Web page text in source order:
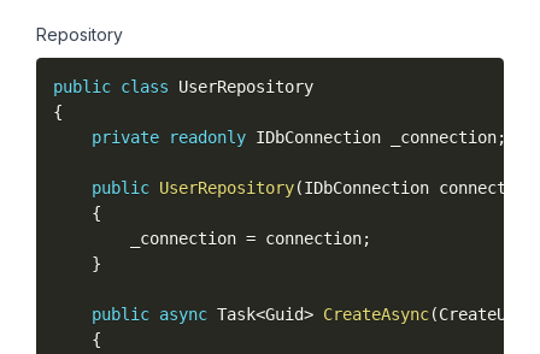
Repository
public class
UserRepository
{
private
readonly IDbConnection _connection;
public UserRepository(IDbConnection connection
{
        _connection
= connection;
}
public async Task<Guid> CreateAsync(
{